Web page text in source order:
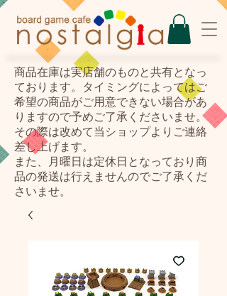
​商品在庫は実店舗のものと共有となっ
ております。タイミングによってはご
希望の商品がご用意できない場合があ
りますので予めご了承くださいませ。
その際は改めて当ショップよりご連絡
差し上げます。
また、月曜日は定休日となっており商
品の発送は行えませんのでご了承くだ
さいませ。